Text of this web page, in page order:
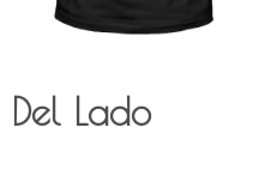
Lado